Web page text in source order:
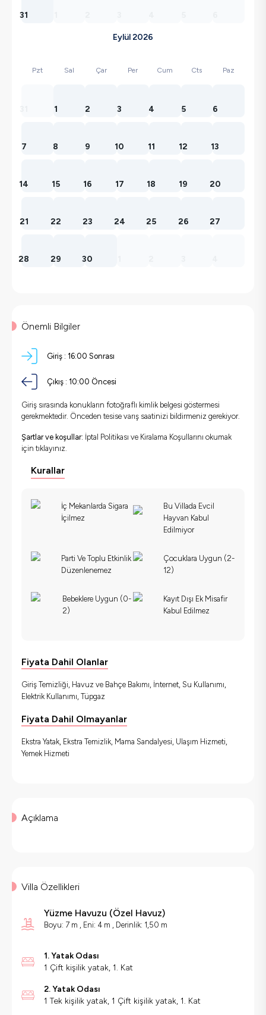
31
Eylül 2026
Pzt Sal Çar Per Cum Cts Paz
1 2 3 4 5 6
7 8 9 10 11 12 13
14 15 16 17 18 19 20
21 22 23 24 25 26 27
28 29 30
Önemli Bilgiler
Giriş : 16:00 Sonrası
Çıkış : 10:00 Öncesi
Giriş sırasında konukların fotoğraflı kimlik belgesi göstermesi
gerekmektedir. Önceden tesise varış saatinizi bildirmeniz gerekiyor.
Şartlar ve koşullar: İptal Politikası ve Kiralama Koşullarını okumak
için tıklayınız.
Kurallar
İç Mekanlarda Sigara
İçilmez
Bu Villada Evcil
Hayvan Kabul
Edilmiyor
Parti Ve Toplu Etkinlik
Düzenlenemez
Çocuklara Uygun (2-
12)
Bebeklere Uygun (0-
2)
Kayıt Dışı Ek Misafir
Kabul Edilmez
Fiyata Dahil Olanlar
Giriş Temizliği, Havuz ve Bahçe Bakımı, İnternet, Su Kullanımı,
Elektrik Kullanımı, Tüpgaz
Fiyata Dahil Olmayanlar
Ekstra Yatak, Ekstra Temizlik, Mama Sandalyesi, Ulaşım Hizmeti,
Yemek Hizmeti
Açıklama
Villa Özellikleri
Yüzme Havuzu (Özel Havuz)
Boyu: 7 m , Eni: 4 m , Derinlik: 1,50 m
1. Yatak Odası
1 Çift kişilik yatak, 1. Kat
2. Yatak Odası
1 Tek kişilik yatak, 1 Çift kişilik yatak, 1. Kat